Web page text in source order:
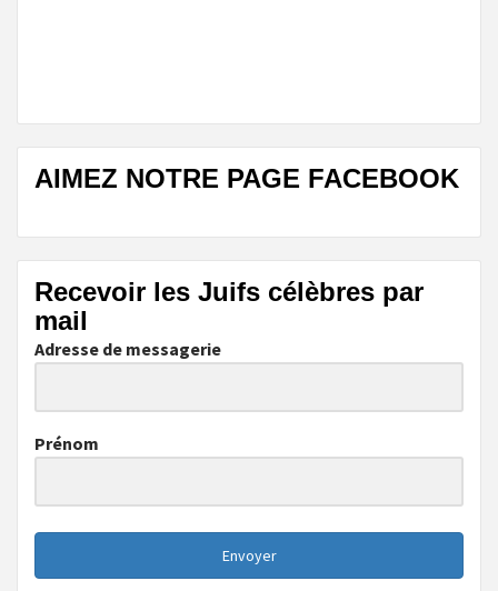
AIMEZ NOTRE PAGE FACEBOOK
Recevoir les Juifs célèbres par
mail
Adresse de messagerie
Prénom
Envoyer